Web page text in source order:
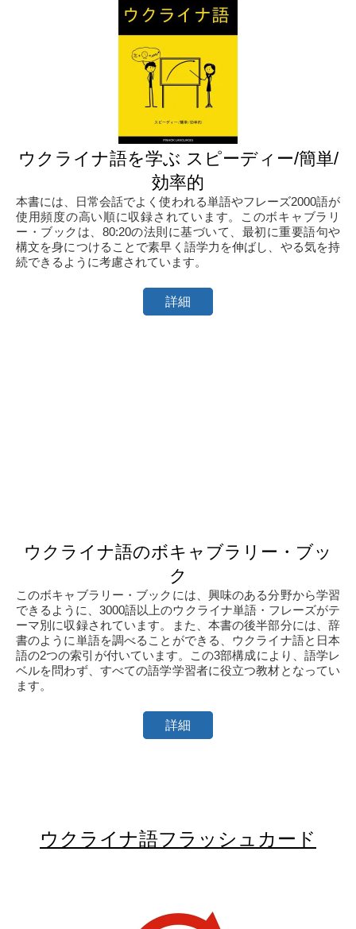
ウクライナ語を学ぶ スピーディー/簡単/
効率的
本書には、日常会話でよく使われる単語やフレーズ2000語が
使用頻度の高い順に収録されています。このボキャブラリ
ー・ブックは、80:20の法則に基づいて、最初に重要語句や
構文を身につけることで素早く語学力を伸ばし、やる気を持
続できるように考慮されています。
詳細
ウクライナ語のボキャブラリー・ブッ
ク
このボキャブラリー・ブックには、興味のある分野から学習
できるように、3000語以上のウクライナ単語・フレーズがテ
ーマ別に収録されています。また、本書の後半部分には、辞
書のように単語を調べることができる、ウクライナ語と日本
語の2つの索引が付いています。この3部構成により、語学レ
ベルを問わず、すべての語学学習者に役立つ教材となってい
ます。
詳細
ウクライナ語フラッシュカード